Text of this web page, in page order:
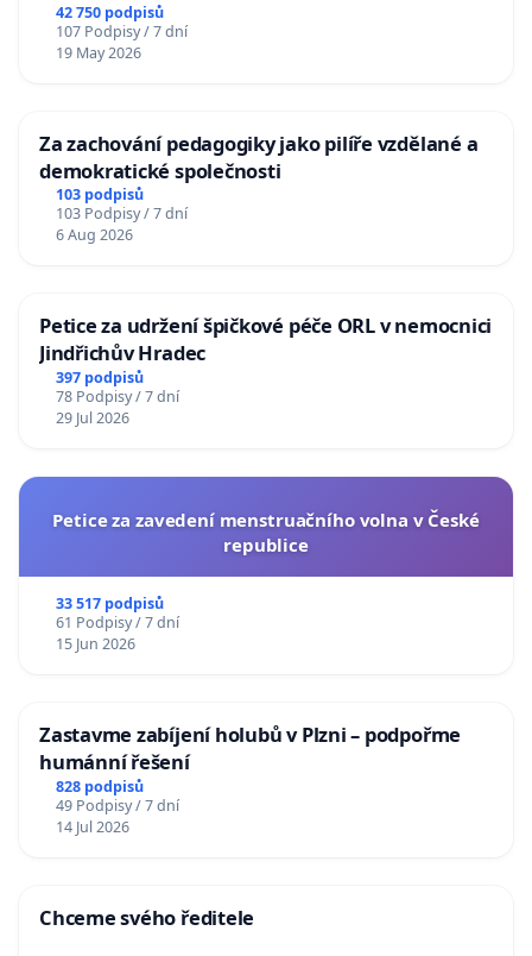
42 750 podpisů
107 Podpisy / 7 dní
19 May 2026
Za zachování pedagogiky jako pilíře vzdělané a
demokratické společnosti
103 podpisů
103 Podpisy / 7 dní
6 Aug 2026
Petice za udržení špičkové péče ORL v nemocnici
Jindřichův Hradec
397 podpisů
78 Podpisy / 7 dní
29 Jul 2026
Petice za zavedení menstruačního volna v České
republice
33 517 podpisů
61 Podpisy / 7 dní
15 Jun 2026
Zastavme zabíjení holubů v Plzni – podpořme
humánní řešení
828 podpisů
49 Podpisy / 7 dní
14 Jul 2026
Chceme svého ředitele